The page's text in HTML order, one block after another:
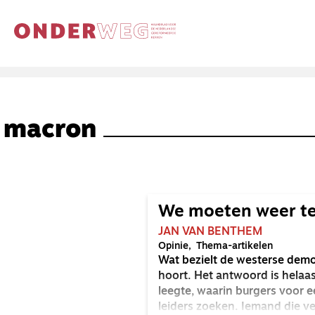
macron
We moeten weer
JAN VAN BENTHEM
Opinie Thema-artikelen
Wat bezielt de westerse
hoort. Het antwoord is
leegte, waarin burgers voor
leiders zoeken. Iemand die